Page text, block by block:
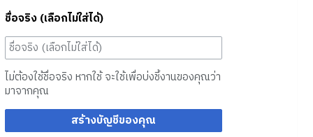
ชื่อจริง (เลือกไม่ใส่ได้)
ไม่ต้องใช้ชื่อจริง หากใช้ จะใช้เพื่อบ่งชี้งานของคุณว่า
มาจากคุณ
สร้างบัญชีของคุณ